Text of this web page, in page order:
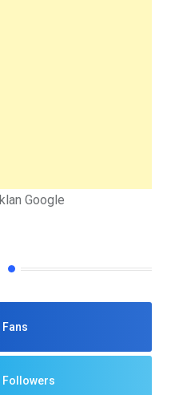
Iklan Google
Fans
Followers